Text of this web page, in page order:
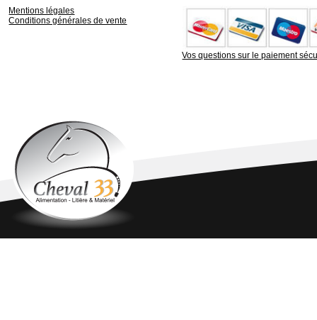
Mentions légales
Conditions générales de vente
Vos questions sur le paiement